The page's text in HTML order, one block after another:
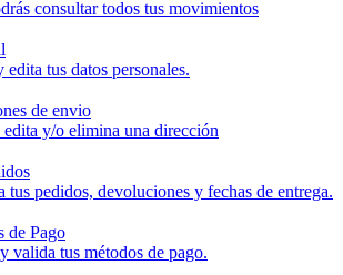
consultar todos tus movimientos
edita tus datos personales.
de envio
edita y/o elimina una dirección
tus pedidos, devoluciones y fechas de entrega.
de Pago
valida tus métodos de pago.